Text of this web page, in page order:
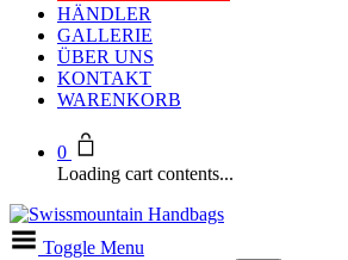
HÄNDLER
GALLERIE
ÜBER UNS
KONTAKT
WARENKORB
0
Loading cart contents...
Toggle Menu